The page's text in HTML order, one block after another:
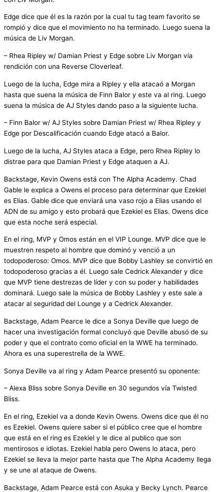
Edge dice que él es la razón por la cual tu tag team favorito se
rompió y dice que el movimiento no ha terminado. Luego suena la
música de Liv Morgan.
– Rhea Ripley w/ Damian Priest y Edge sobre Liv Morgan vía
rendición con una Reverse Cloverleaf.
Luego de la lucha, Edge mira a Ripley y ella atacaó a Morgan
hasta que suena la música de Finn Balor y este va al ring. Luego
suena la música de AJ Styles dando paso a la siguiente lucha.
– Finn Balor w/ AJ Styles sobre Damian Priest w/ Rhea Ripley y
Edge por Descalificación cuando Edge atacó a Balor.
Luego de la lucha, AJ Styles ataca a Edge, pero Rhea Ripley lo
distrae para que Damian Priest y Edge ataquen a AJ.
Backstage, Kevin Owens está con The Alpha Academy. Chad
Gable le explica a Owens el proceso para determinar que Ezekiel
es Elias. Gable dice que enviará una vaso rojo a Elias usando el
ADN de su amigo y esto probará que Ezekiel es Elias. Owens dice
que esta noche será especial.
En el ring, MVP y Omos están en el VIP Lounge. MVP dice que le
muestren respeto al hombre que dominó y venció a un
todopoderoso: Omos. MVP dice que Bobby Lashley se convirtió en
todopoderoso gracias a él. Luego sale Cedrick Alexander y dice
que MVP tiene destrezas de líder y con su poder y habilidades
dominará. Luego sale la música de Bobby Lashley y este sale a
atacar al seguridad del Lounge y a Cedrick Alexander.
Backstage, Adam Pearce le dice a Sonya Deville que luego de
hacer una investigación formal concluyó que Deville abusó de su
poder y que el contrato como oficial en la WWE ha terminado.
Ahora es una superestrella de la WWE.
Sonya Deville va al ring y Adam Pearce presentó su oponente:
– Alexa Bliss sobre Sonya Deville en 30 segundos vía Twisted
Bliss.
En el ring, Ezekiel va a donde Kevin Owens. Owens dice que él no
es Ezekiel. Owens quiere saber si el público cree que el hombre
que está en el ring es Ezekiel y le dice al publico que son
mentirosos e idiotas. Ezekiel habla pero Owens lo ataca, pero
Ezekiel se lleva la mejor parte hasta que The Alpha Academy llega
y se une al ataque de Owens.
Backstage, Adam Pearce está con Asuka y Becky Lynch. Pearce